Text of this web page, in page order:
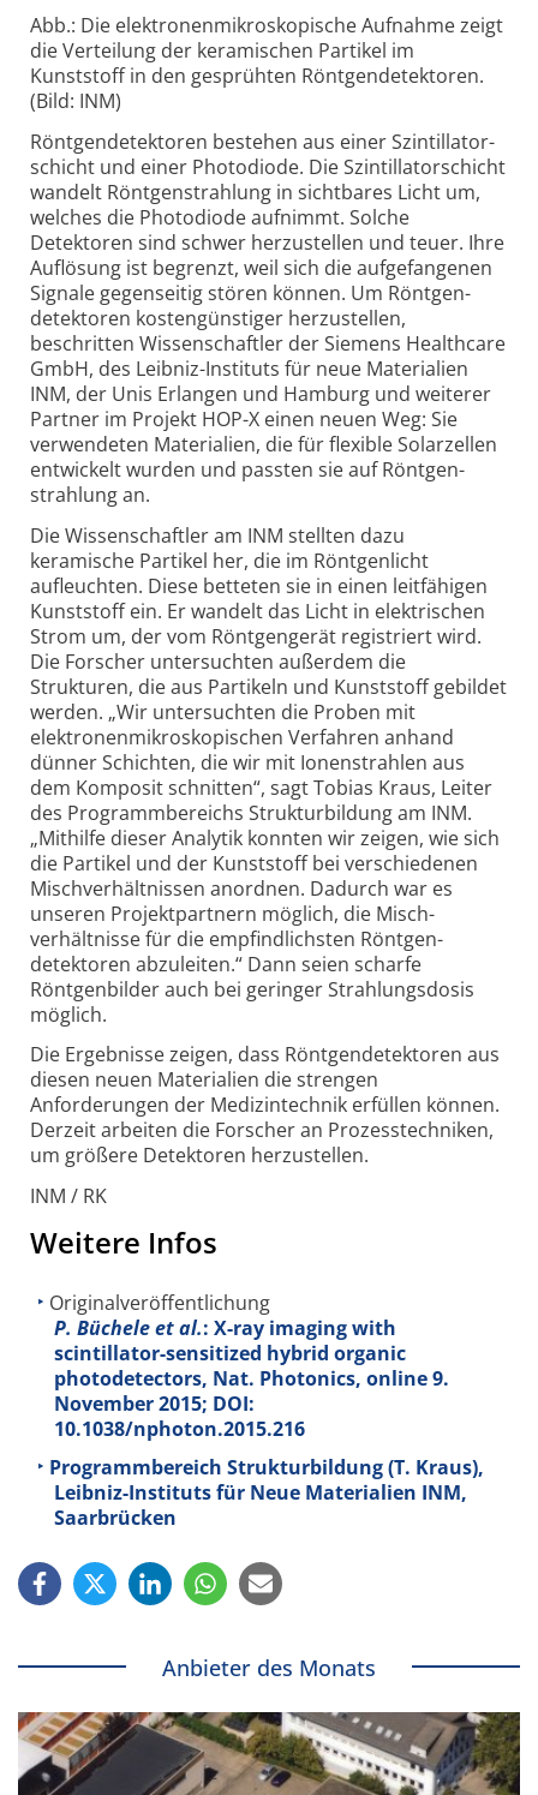
Abb.: Die elektronenmikroskopische Aufnahme zeigt
die Verteilung der keramischen Partikel im
Kunststoff in den gesprühten Röntgendetektoren.
(Bild: INM)
Röntgendetektoren bestehen aus einer Szintillator­
schicht und einer Photo­diode. Die Szintillator­schicht
wandelt Röntgen­strahlung in sichtbares Licht um,
welches die Photo­diode aufnimmt. Solche
Detektoren sind schwer herzu­stellen und teuer. Ihre
Auflösung ist begrenzt, weil sich die aufge­fangenen
Signale gegenseitig stören können. Um Röntgen­
detektoren kosten­günstiger herzustellen,
beschritten Wissen­schaftler der Siemens Healthcare
GmbH, des Leibniz-Instituts für neue Materialien
INM, der Unis Erlangen und Hamburg und weiterer
Partner im Projekt HOP-X einen neuen Weg: Sie
verwendeten Materialien, die für flexible Solar­zellen
entwickelt wurden und passten sie auf Röntgen­
strahlung an.
Die Wissenschaftler am INM stellten dazu
keramische Partikel her, die im Röntgen­licht
aufleuchten. Diese betteten sie in einen leit­fähigen
Kunst­stoff ein. Er wandelt das Licht in elektrischen
Strom um, der vom Röntgen­gerät registriert wird.
Die Forscher unter­suchten außerdem die
Strukturen, die aus Partikeln und Kunst­stoff gebildet
werden. „Wir unter­suchten die Proben mit
elektronen­mikro­skopischen Verfahren anhand
dünner Schichten, die wir mit Ionen­strahlen aus
dem Komposit schnitten“, sagt Tobias Kraus, Leiter
des Programm­bereichs Struktur­bildung am INM.
„Mithilfe dieser Analytik konnten wir zeigen, wie sich
die Partikel und der Kunst­stoff bei verschiedenen
Misch­verhältnissen anordnen. Dadurch war es
unseren Projekt­partnern möglich, die Misch­
verhältnisse für die empfind­lichsten Röntgen­
detektoren abzu­leiten.“ Dann seien scharfe
Röntgen­bilder auch bei geringer Strahlungs­dosis
möglich.
Die Ergebnisse zeigen, dass Röntgen­detektoren aus
diesen neuen Materialien die strengen
Anforderungen der Medizin­technik erfüllen können.
Derzeit arbeiten die Forscher an Prozess­techniken,
um größere Detektoren herzustellen.
INM / RK
Weitere Infos
Originalveröffentlichung
P. Büchele et al.: X-ray imaging with
scintillator-sensitized hybrid organic
photodetectors, Nat. Photonics, online 9.
November 2015; DOI:
10.1038/nphoton.2015.216
Programmbereich Strukturbildung (T. Kraus),
Leibniz-Instituts für Neue Materialien INM,
Saarbrücken
Anbieter des Monats